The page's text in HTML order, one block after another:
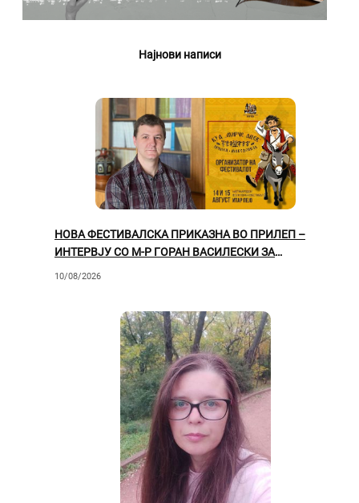
Најнови написи
НОВА ФЕСТИВАЛСКА ПРИКАЗНА ВО ПРИЛЕП –
ИНТЕРВЈУ СО М-Р ГОРАН ВАСИЛЕСКИ ЗА
10/08/2026